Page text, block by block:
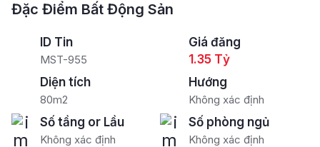
Đặc Điểm Bất Động Sản
ID Tin
MST-955
Giá đăng
1.35 Tỷ
Diện tích
80m2
Hướng
Không xác định
Số tầng or Lầu
Không xác định
Số phòng ngủ
Không xác định